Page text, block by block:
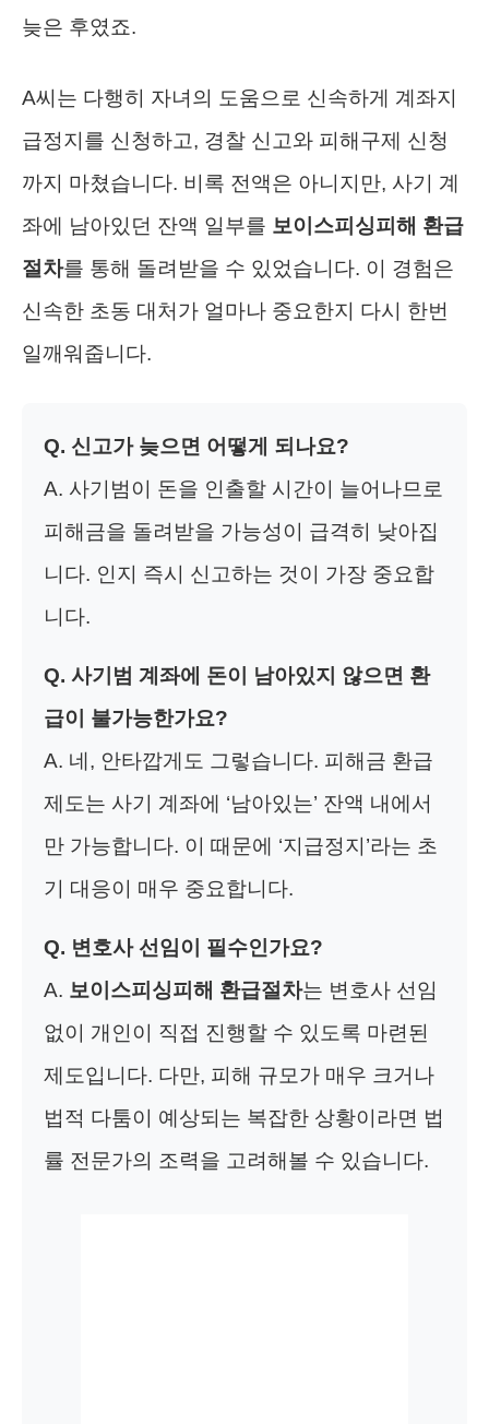
늦은 후였죠.
A씨는 다행히 자녀의 도움으로 신속하게 계좌지
급정지를 신청하고, 경찰 신고와 피해구제 신청
까지 마쳤습니다. 비록 전액은 아니지만, 사기 계
좌에 남아있던 잔액 일부를 보이스피싱피해 환급
절차를 통해 돌려받을 수 있었습니다. 이 경험은
신속한 초동 대처가 얼마나 중요한지 다시 한번
일깨워줍니다.
Q. 신고가 늦으면 어떻게 되나요?
A. 사기범이 돈을 인출할 시간이 늘어나므로
피해금을 돌려받을 가능성이 급격히 낮아집
니다. 인지 즉시 신고하는 것이 가장 중요합
니다.
Q. 사기범 계좌에 돈이 남아있지 않으면 환
급이 불가능한가요?
A. 네, 안타깝게도 그렇습니다. 피해금 환급
제도는 사기 계좌에 ‘남아있는’ 잔액 내에서
만 가능합니다. 이 때문에 ‘지급정지’라는 초
기 대응이 매우 중요합니다.
Q. 변호사 선임이 필수인가요?
A. 보이스피싱피해 환급절차는 변호사 선임
없이 개인이 직접 진행할 수 있도록 마련된
제도입니다. 다만, 피해 규모가 매우 크거나
법적 다툼이 예상되는 복잡한 상황이라면 법
률 전문가의 조력을 고려해볼 수 있습니다.